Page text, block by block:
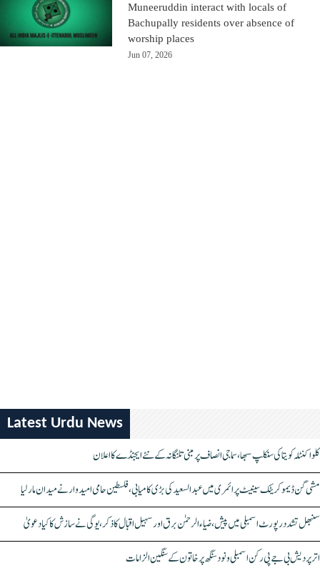
Muneeruddin interact with locals of
Bachupally residents over absence of
worship places
Jun 07, 2026
Latest Urdu News
کلواکنٹلہ کویتا کی سنکلپ سبھا، سماجی انصاف پر مبنی تلنگانہ کے نئے ایجنڈے کا اعلان
مشی گن ڈیموکریٹک سینیٹ پرائمری میں عبدالسعید کی بڑی کامیابی، فلسطین حامی امیدوار نے میدان مار لیا
سنبھل تشدد رپورٹ اسمبلی میں پیش، ضیاء الرحمٰن برق اور سہیل اقبال کا ذکر، یوگی نے سازش کا کیا دعویٰ
اتر پردیش بی جے پی رکن اسمبلی ونود سنگھ پر خاتون کے سنگین الزامات